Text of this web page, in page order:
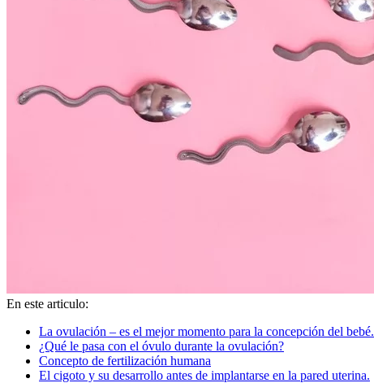
En este articulo:
La ovulación – es el mejor momento para la concepción del bebé.
¿Qué le pasa con el óvulo durante la ovulación?
Concepto de fertilización humana
El cigoto y su desarrollo antes de implantarse en la pared uterina.